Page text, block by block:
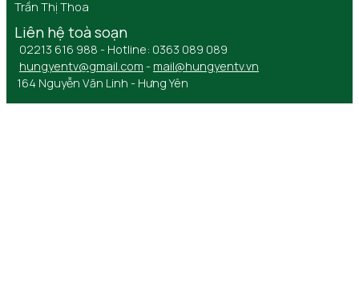
Trần Thị Thoa
Liên hệ toà soạn
02213 616 988 - Hotline: 0363 089 089
hungyentv@gmail.com - mail@hungyentv.vn
164 Nguyễn Văn Linh - Hưng Yên